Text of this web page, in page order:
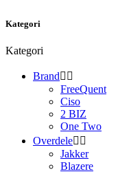
Kategori
Kategori
Brand 
FreeQuent
Ciso
2 BIZ
One Two
Overdele 
Jakker
Blazere